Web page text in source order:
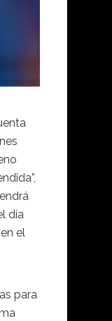
día
el
para